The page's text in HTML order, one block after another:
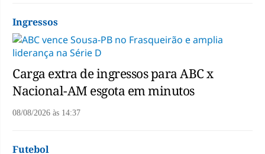
Ingressos
Carga extra de ingressos para ABC x
Nacional-AM esgota em minutos
08/08/2026 às 14:37
Futebol